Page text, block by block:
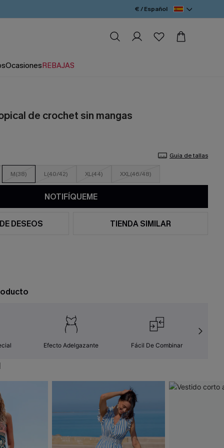
€ / Español
OcasionesREBAJAS
de crochet sin mangas
Guía de tallas
M(38) L(40/42) XL(44) XXL(46/48)
NOTIFÍQUEME
DESEOS TIENDA SIMILAR
Efecto Adelgazante Fácil De Combinar